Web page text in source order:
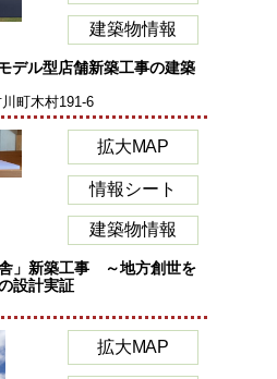
建築物情報
デル型店舗新築工事の建築
町木村191-6
拡大MAP
情報シート
建築物情報
舎」新築工事 ～地方創世を
設計実証
拡大MAP